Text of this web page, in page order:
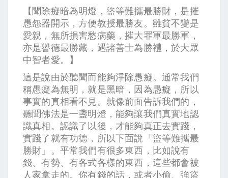
【聞除癡暗為明燈，盜等難攜最勝財，是摧
愚怨器開示，方便教授最勝友。雖貧不變是
愛親，無所損害愁病藥，摧大罪軍最勝軍，
亦是譽德最勝藏，遇諸善士為勝禮，於大眾
中智者愛。】
這是說由於聽聞而能夠淨除愚癡。通常我們
稱愚癡為無明，就是黑暗，因為愚癡，所以
事實的真相看不見。就像前面告訴我們的，
聽聞佛法是一盞明燈，能夠讓我們真實地認
識真相。認識了以後，才能夠真正去實踐，
實踐了就有功德，所以下面說「盜等難攜最
勝財」。平常我們有很多東西，比如說有
錢、有勢、有各式各樣的東西，這些都會被
人家拿走的。你有錢的話，或者小偷、強盜